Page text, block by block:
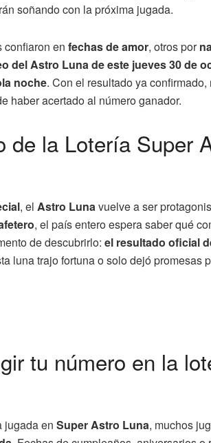
soñando con la próxima jugada.
confiaron en fechas de amor, otros por
del Astro Luna de este jueves 30 de
noche. Con el resultado ya
haber acertado al número ganador.
de la Lotería Super
, el Astro Luna vuelve a ser
, el país entero espera saber qué
de descubrirlo: el resultado oficial
luna trajo fortuna o solo dejó promesas
tu número en la
jugada en Super Astro Luna, muchos